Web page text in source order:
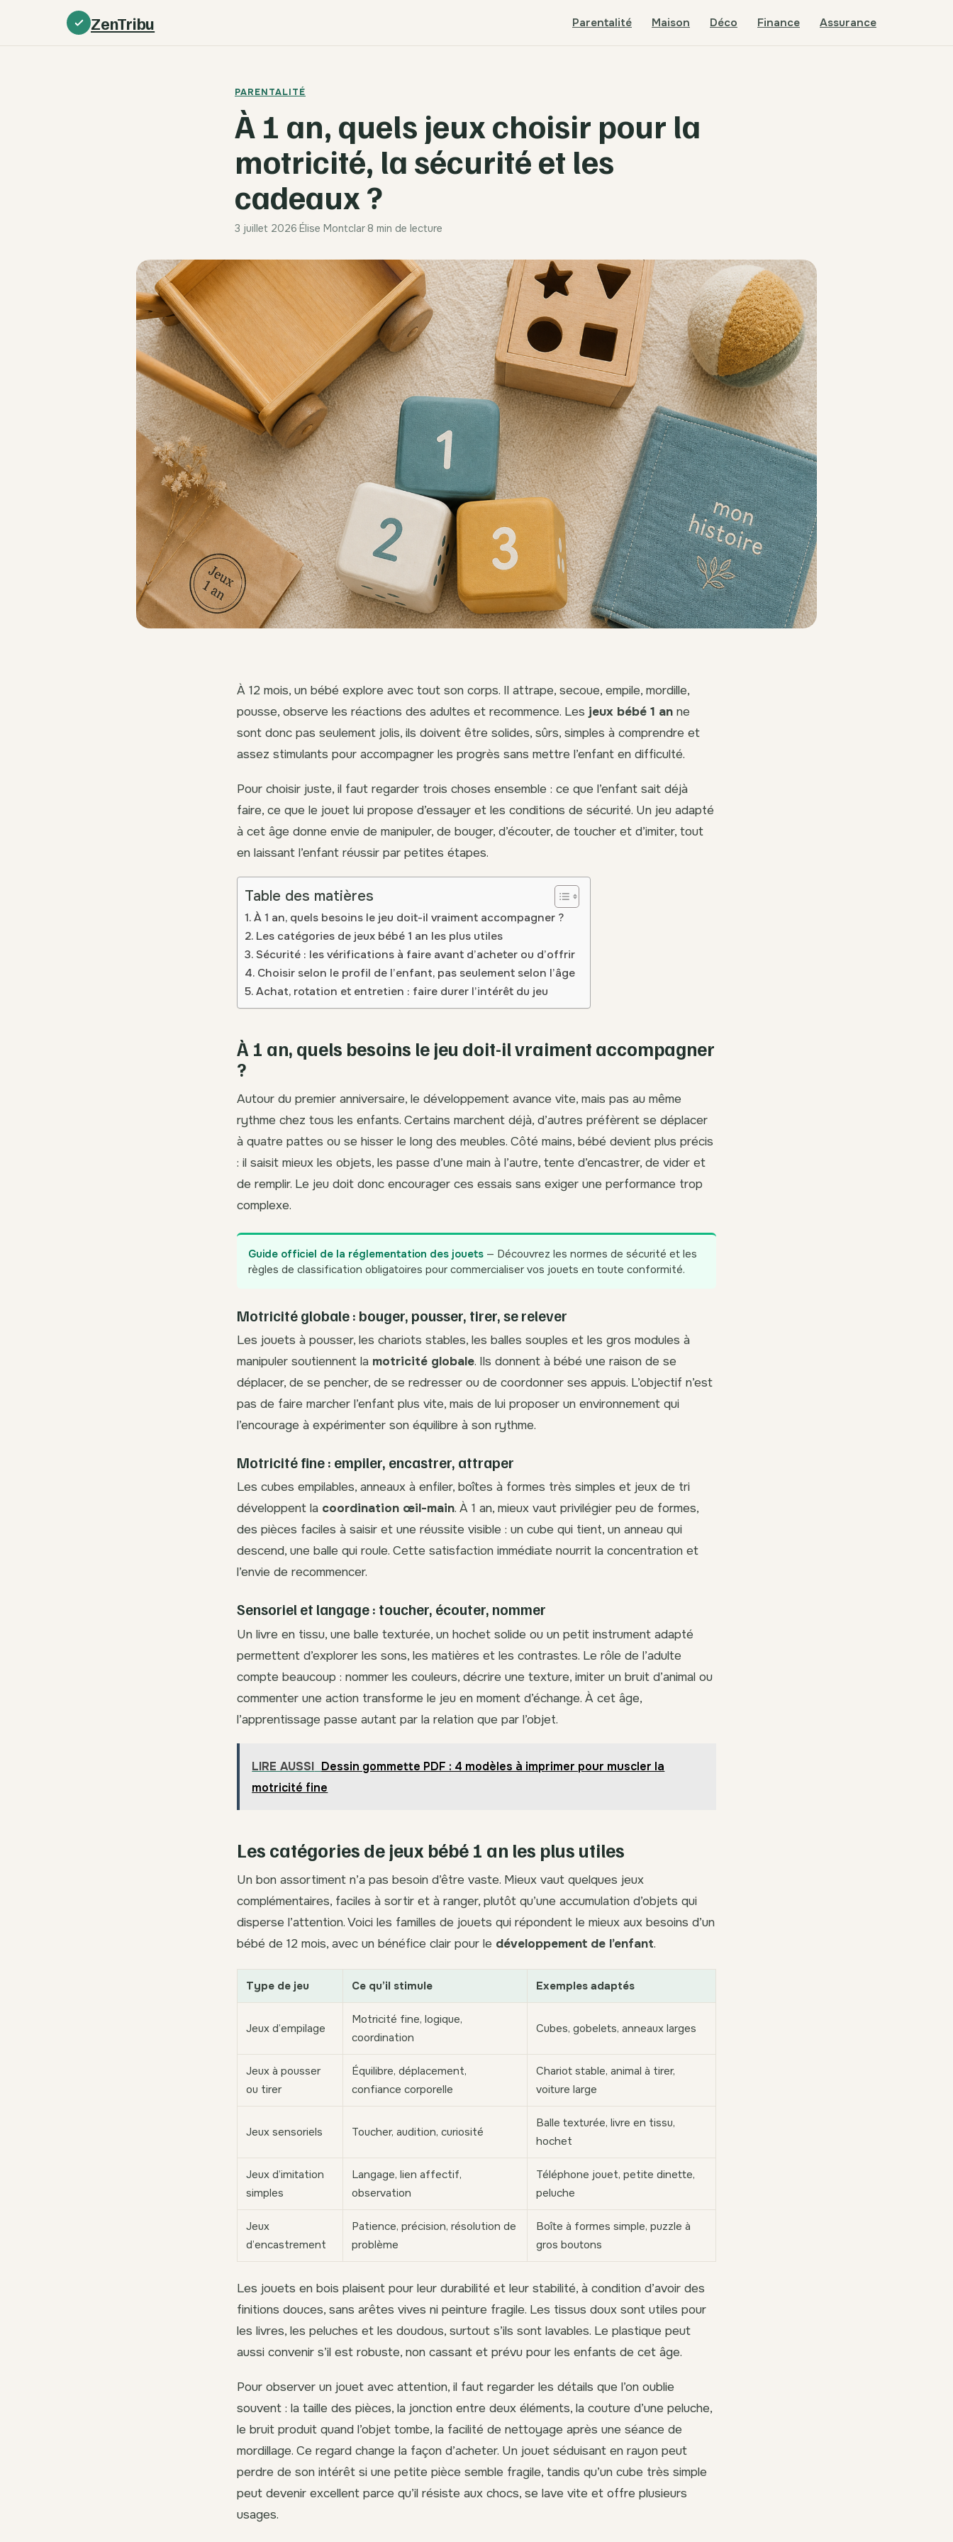
ZenTribu Parentalité Maison Déco Finance Assurance
PARENTALITÉ
À 1 an, quels jeux choisir pour la
motricité, la sécurité et les
cadeaux ?
3 juillet 2026·Élise Montclar·8 min de lecture
À 12 mois, un bébé explore avec tout son corps. Il attrape, secoue, empile, mordille,
pousse, observe les réactions des adultes et recommence. Les jeux bébé 1 an ne
sont donc pas seulement jolis, ils doivent être solides, sûrs, simples à comprendre et
assez stimulants pour accompagner les progrès sans mettre l’enfant en difficulté.
Pour choisir juste, il faut regarder trois choses ensemble : ce que l’enfant sait déjà
faire, ce que le jouet lui propose d’essayer et les conditions de sécurité. Un jeu adapté
à cet âge donne envie de manipuler, de bouger, d’écouter, de toucher et d’imiter, tout
en laissant l’enfant réussir par petites étapes.
Table des matières
À 1 an, quels besoins le jeu doit-il vraiment accompagner ?
Les catégories de jeux bébé 1 an les plus utiles
Sécurité : les vérifications à faire avant d’acheter ou d’offrir
Choisir selon le profil de l’enfant, pas seulement selon l’âge
Achat, rotation et entretien : faire durer l’intérêt du jeu
À 1 an, quels besoins le jeu doit-il vraiment accompagner
?
Autour du premier anniversaire, le développement avance vite, mais pas au même
rythme chez tous les enfants. Certains marchent déjà, d’autres préfèrent se déplacer
à quatre pattes ou se hisser le long des meubles. Côté mains, bébé devient plus précis
: il saisit mieux les objets, les passe d’une main à l’autre, tente d’encastrer, de vider et
de remplir. Le jeu doit donc encourager ces essais sans exiger une performance trop
complexe.
Guide officiel de la réglementation des jouets — Découvrez les normes de sécurité et les
règles de classification obligatoires pour commercialiser vos jouets en toute conformité.
Motricité globale : bouger, pousser, tirer, se relever
Les jouets à pousser, les chariots stables, les balles souples et les gros modules à
manipuler soutiennent la motricité globale. Ils donnent à bébé une raison de se
déplacer, de se pencher, de se redresser ou de coordonner ses appuis. L’objectif n’est
pas de faire marcher l’enfant plus vite, mais de lui proposer un environnement qui
l’encourage à expérimenter son équilibre à son rythme.
Motricité fine : empiler, encastrer, attraper
Les cubes empilables, anneaux à enfiler, boîtes à formes très simples et jeux de tri
développent la coordination œil-main. À 1 an, mieux vaut privilégier peu de formes,
des pièces faciles à saisir et une réussite visible : un cube qui tient, un anneau qui
descend, une balle qui roule. Cette satisfaction immédiate nourrit la concentration et
l’envie de recommencer.
Sensoriel et langage : toucher, écouter, nommer
Un livre en tissu, une balle texturée, un hochet solide ou un petit instrument adapté
permettent d’explorer les sons, les matières et les contrastes. Le rôle de l’adulte
compte beaucoup : nommer les couleurs, décrire une texture, imiter un bruit d’animal ou
commenter une action transforme le jeu en moment d’échange. À cet âge,
l’apprentissage passe autant par la relation que par l’objet.
LIRE AUSSI Dessin gommette PDF : 4 modèles à imprimer pour muscler la
motricité fine
Les catégories de jeux bébé 1 an les plus utiles
Un bon assortiment n’a pas besoin d’être vaste. Mieux vaut quelques jeux
complémentaires, faciles à sortir et à ranger, plutôt qu’une accumulation d’objets qui
disperse l’attention. Voici les familles de jouets qui répondent le mieux aux besoins d’un
bébé de 12 mois, avec un bénéfice clair pour le développement de l’enfant.
Type de jeu Ce qu’il stimule Exemples adaptés
Jeux d’empilage
Motricité fine, logique,
coordination
Cubes, gobelets, anneaux larges
Jeux à pousser
ou tirer
Équilibre, déplacement,
confiance corporelle
Chariot stable, animal à tirer,
voiture large
Jeux sensoriels Toucher, audition, curiosité
Balle texturée, livre en tissu,
hochet
Jeux d’imitation
simples
Langage, lien affectif,
observation
Téléphone jouet, petite dinette,
peluche
Jeux
d’encastrement
Patience, précision, résolution de
problème
Boîte à formes simple, puzzle à
gros boutons
Les jouets en bois plaisent pour leur durabilité et leur stabilité, à condition d’avoir des
finitions douces, sans arêtes vives ni peinture fragile. Les tissus doux sont utiles pour
les livres, les peluches et les doudous, surtout s’ils sont lavables. Le plastique peut
aussi convenir s’il est robuste, non cassant et prévu pour les enfants de cet âge.
Pour observer un jouet avec attention, il faut regarder les détails que l’on oublie
souvent : la taille des pièces, la jonction entre deux éléments, la couture d’une peluche,
le bruit produit quand l’objet tombe, la facilité de nettoyage après une séance de
mordillage. Ce regard change la façon d’acheter. Un jouet séduisant en rayon peut
perdre de son intérêt si une petite pièce semble fragile, tandis qu’un cube très simple
peut devenir excellent parce qu’il résiste aux chocs, se lave vite et offre plusieurs
usages.